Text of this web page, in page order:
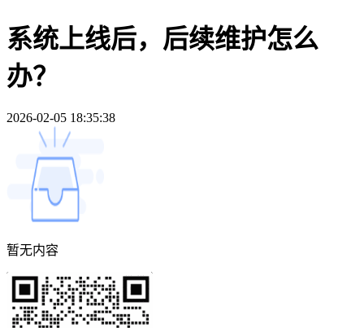
系统上线后，后续维护怎么
办？
2026-02-05 18:35:38
暂无内容